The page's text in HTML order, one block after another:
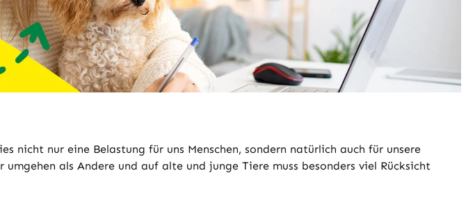
nicht nur eine Belastung für uns Menschen, sondern natürlich auch für unsere
als Andere und auf alte und junge Tiere muss besonders viel Rücksicht